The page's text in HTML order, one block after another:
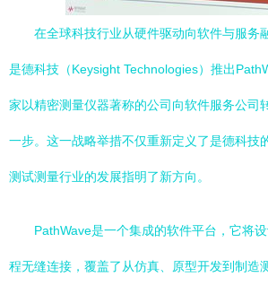
在全球科技行业从硬件驱动向软件与服务
是德科技（Keysight Technologies）推出
家以精密测量仪器著称的公司向软件服务公司
一步。这一战略举措不仅重新定义了是德科技
测试测量行业的发展指明了新方向。
PathWave是一个集成的软件平台，它将
程无缝连接，覆盖了从仿真、原型开发到制造